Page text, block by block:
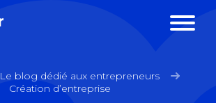
Le blog dédié aux entrepreneurs
Création d’entreprise